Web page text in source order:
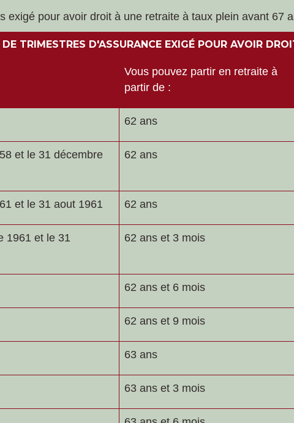
exigé pour avoir droit à une retraite à taux plein avant 67
DE TRIMESTRES D'ASSURANCE EXIGÉ POUR AVOIR
Vous pouvez partir en retraite à
partir de :
62 ans
et le 31 décembre
62 ans
et le 31 aout 1961 62 ans
1961 et le 31
62 ans et 3 mois
62 ans et 6 mois
62 ans et 9 mois
63 ans
63 ans et 3 mois